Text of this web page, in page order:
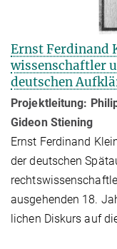
Ernst Ferdinand
wissen­schaft­ler
deutschen
Projektleitung:
Gideon Stiening
Ernst Ferdinand
der deutschen
ausgehenden 18.
li­chen Diskurs auf